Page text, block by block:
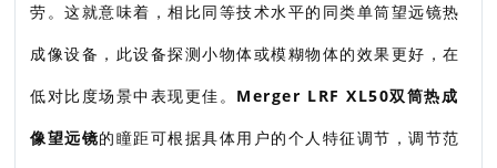
劳。这就意味着，相比同等技术水平的同类单筒望远镜热
成像设备，此设备探测小物体或模糊物体的效果更好，在
低对比度场景中表现更佳。 Merger LRF XL50双筒热成
像望远镜的瞳距可根据具体用户的个人特征调节，调节范